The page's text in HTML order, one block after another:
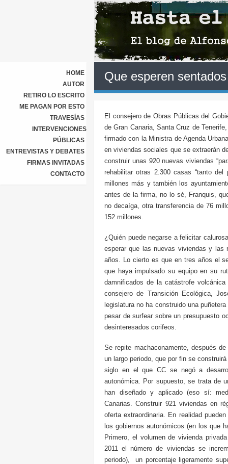
HOME
AUTOR
RETIRO LO ESCRITO
ME PAGAN POR ESTO
TRAVESÍAS
INTERVENCIONES
PÚBLICAS
ENTREVISTAS Y DEBATES
FIRMAS INVITADAS
CONTACTO
Que esperen sentados
El consejero de Obras Públicas del
de Gran Canaria, Santa Cruz de
firmado con la Ministra de Agenda
en viviendas sociales que se extraerán
construir unas 920 nuevas viviendas
rehabilitar otras 2.300 casas “tanto
millones más y también los
antes de la firma, no lo sé, Franquis,
no decaíga, otra transferencia de 76
152 millones.
¿Quién puede negarse a felicitar
esperar que las nuevas viviendas y las
años. Lo cierto es que en tres años el
que haya impulsado su equipo en su
damnificados de la catástrofe
consejero de Transición Ecológica,
legislatura no ha construido una
pesar de surfear sobre un presupuesto
desinteresados corifeos.
Se repite machaconamente, después
un largo periodo, que por fin se
siglo en el que CC se negó a
autonómica. Por supuesto, se trata de
han diseñado y aplicado (eso sí:
Canarias. Construir 921 viviendas en
oferta extraordinaria. En realidad
los gobiernos autonómicos (en los que
Primero, el volumen de vivienda
2011 el número de viviendas se
periodo), un porcentaje ligeramente